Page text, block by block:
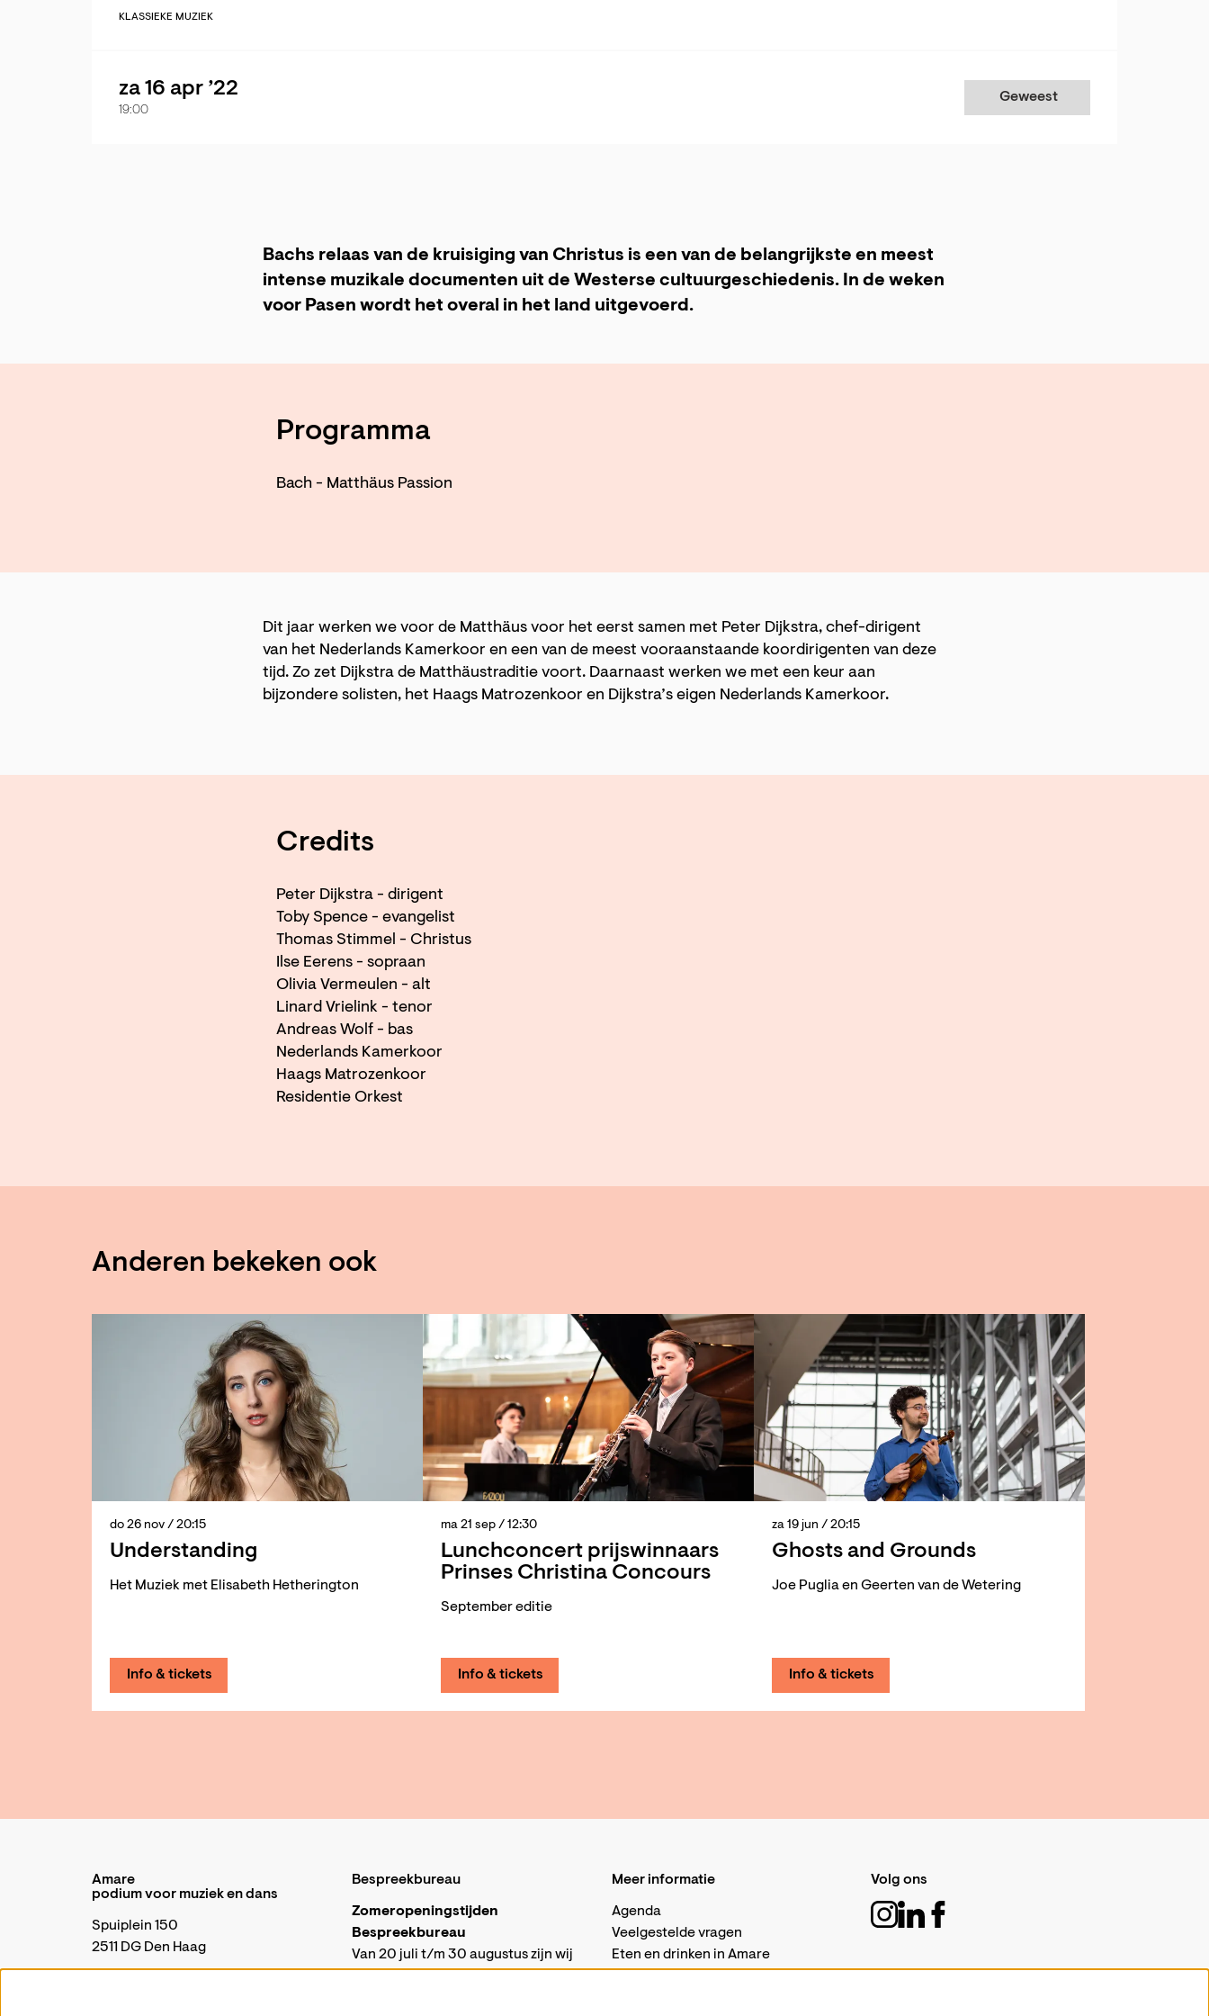
KLASSIEKE MUZIEK
za 16 apr ’22
19:00
Geweest
Bachs relaas van de kruisiging van Christus is een van de belangrijkste en meest
intense muzikale documenten uit de Westerse cultuurgeschiedenis. In de weken
voor Pasen wordt het overal in het land uitgevoerd.
Programma
Bach - Matthäus Passion
Dit jaar werken we voor de Matthäus voor het eerst samen met Peter Dijkstra, chef-dirigent
van het Nederlands Kamerkoor en een van de meest vooraanstaande koordirigenten van deze
tijd. Zo zet Dijkstra de Matthäustraditie voort. Daarnaast werken we met een keur aan
bijzondere solisten, het Haags Matrozenkoor en Dijkstra’s eigen Nederlands Kamerkoor.
Credits
Peter Dijkstra - dirigent
Toby Spence - evangelist
Thomas Stimmel - Christus
Ilse Eerens - sopraan
Olivia Vermeulen - alt
Linard Vrielink - tenor
Andreas Wolf - bas
Nederlands Kamerkoor
Haags Matrozenkoor
Residentie Orkest
Anderen bekeken ook
Understanding
Het Muziek met Elisabeth Hetherington
do 26 nov / 20:15
Info & tickets
Lunchconcert prijswinnaars
Prinses Christina Concours
September editie
ma 21 sep / 12:30
Info & tickets
Ghosts and Grounds
Joe Puglia en Geerten van de Wetering
za 19 jun / 20:15
Info & tickets
Amare
podium voor muziek en dans
Spuiplein 150
2511 DG Den Haag
Bespreekbureau
Zomeropeningstijden
Bespreekbureau
Van 20 juli t/m 30 augustus zijn wij
Meer informatie
Agenda
Veelgestelde vragen
Eten en drinken in Amare
Volg ons